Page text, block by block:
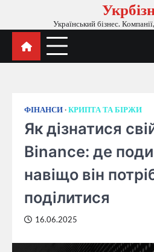
вмісту
Український бізнес.
ФІНАНСИ КРИПТА ТА БІРЖИ
Як дізнатися
Binance: де
навіщо він
поділитися
16.06.2025